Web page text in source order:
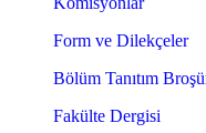
Form ve Dilekçeler
Bölüm Tanıtım
Fakülte Dergisi